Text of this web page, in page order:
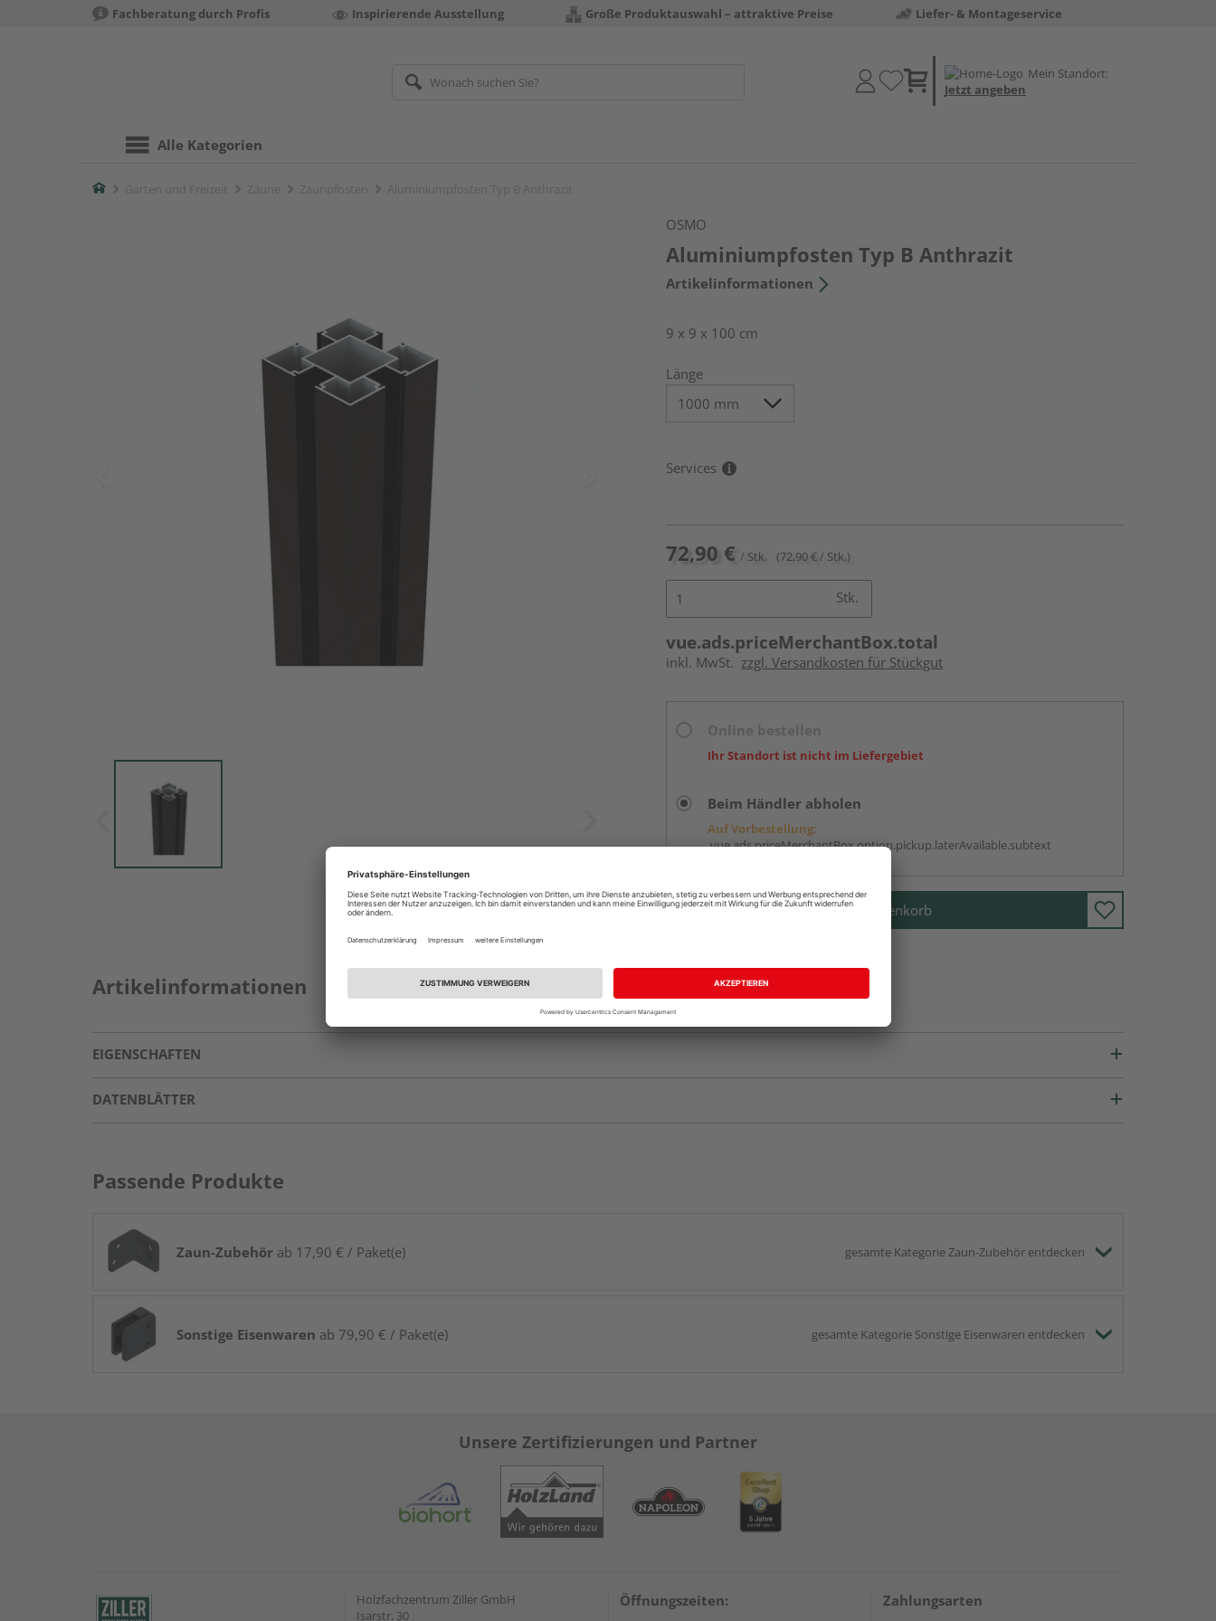
Fachberatung durch Profis Inspirierende Ausstellung Große Produktauswahl – attraktive Preise Liefer- & Montageservice
Mein Standort:
Jetzt angeben
Alle Kategorien
Home
OSMO
Aluminiumpfosten Typ B Anthrazit
Artikelinformationen
9 x 9 x 100 cm
Länge
Services
72,90 € / Stk. (72,90 € / Stk.)
Stk.
vue.ads.priceMerchantBox.total
inkl. MwSt. zzgl. Versandkosten für Stückgut
Ihr Standort ist nicht im Liefergebiet
Beim Händler abholen
Auf Vorbestellung:
vue.ads.priceMerchantBox.option.pickup.laterAvailable.subtext
In den Warenkorb
Artikelinformationen
EIGENSCHAFTEN
DATENBLÄTTER
Passende Produkte
Zaun-Zubehör ab 17,90 € / Paket(e) gesamte Kategorie Zaun-Zubehör entdecken
Sonstige Eisenwaren ab 79,90 € / Paket(e) gesamte Kategorie Sonstige Eisenwaren entdecken
Unsere Zertifizierungen und Partner
Holzfachzentrum Ziller GmbH
Isarstr. 30
Öffnungszeiten: Zahlungsarten